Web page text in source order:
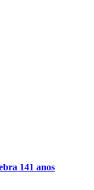
141 anos